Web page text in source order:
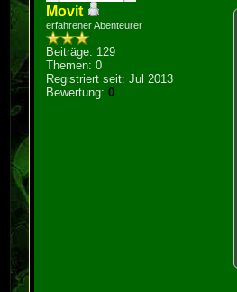
Movit
erfahrener Abenteurer
Beiträge: 129
Themen: 0
Registriert seit: Jul 2013
Bewertung:0